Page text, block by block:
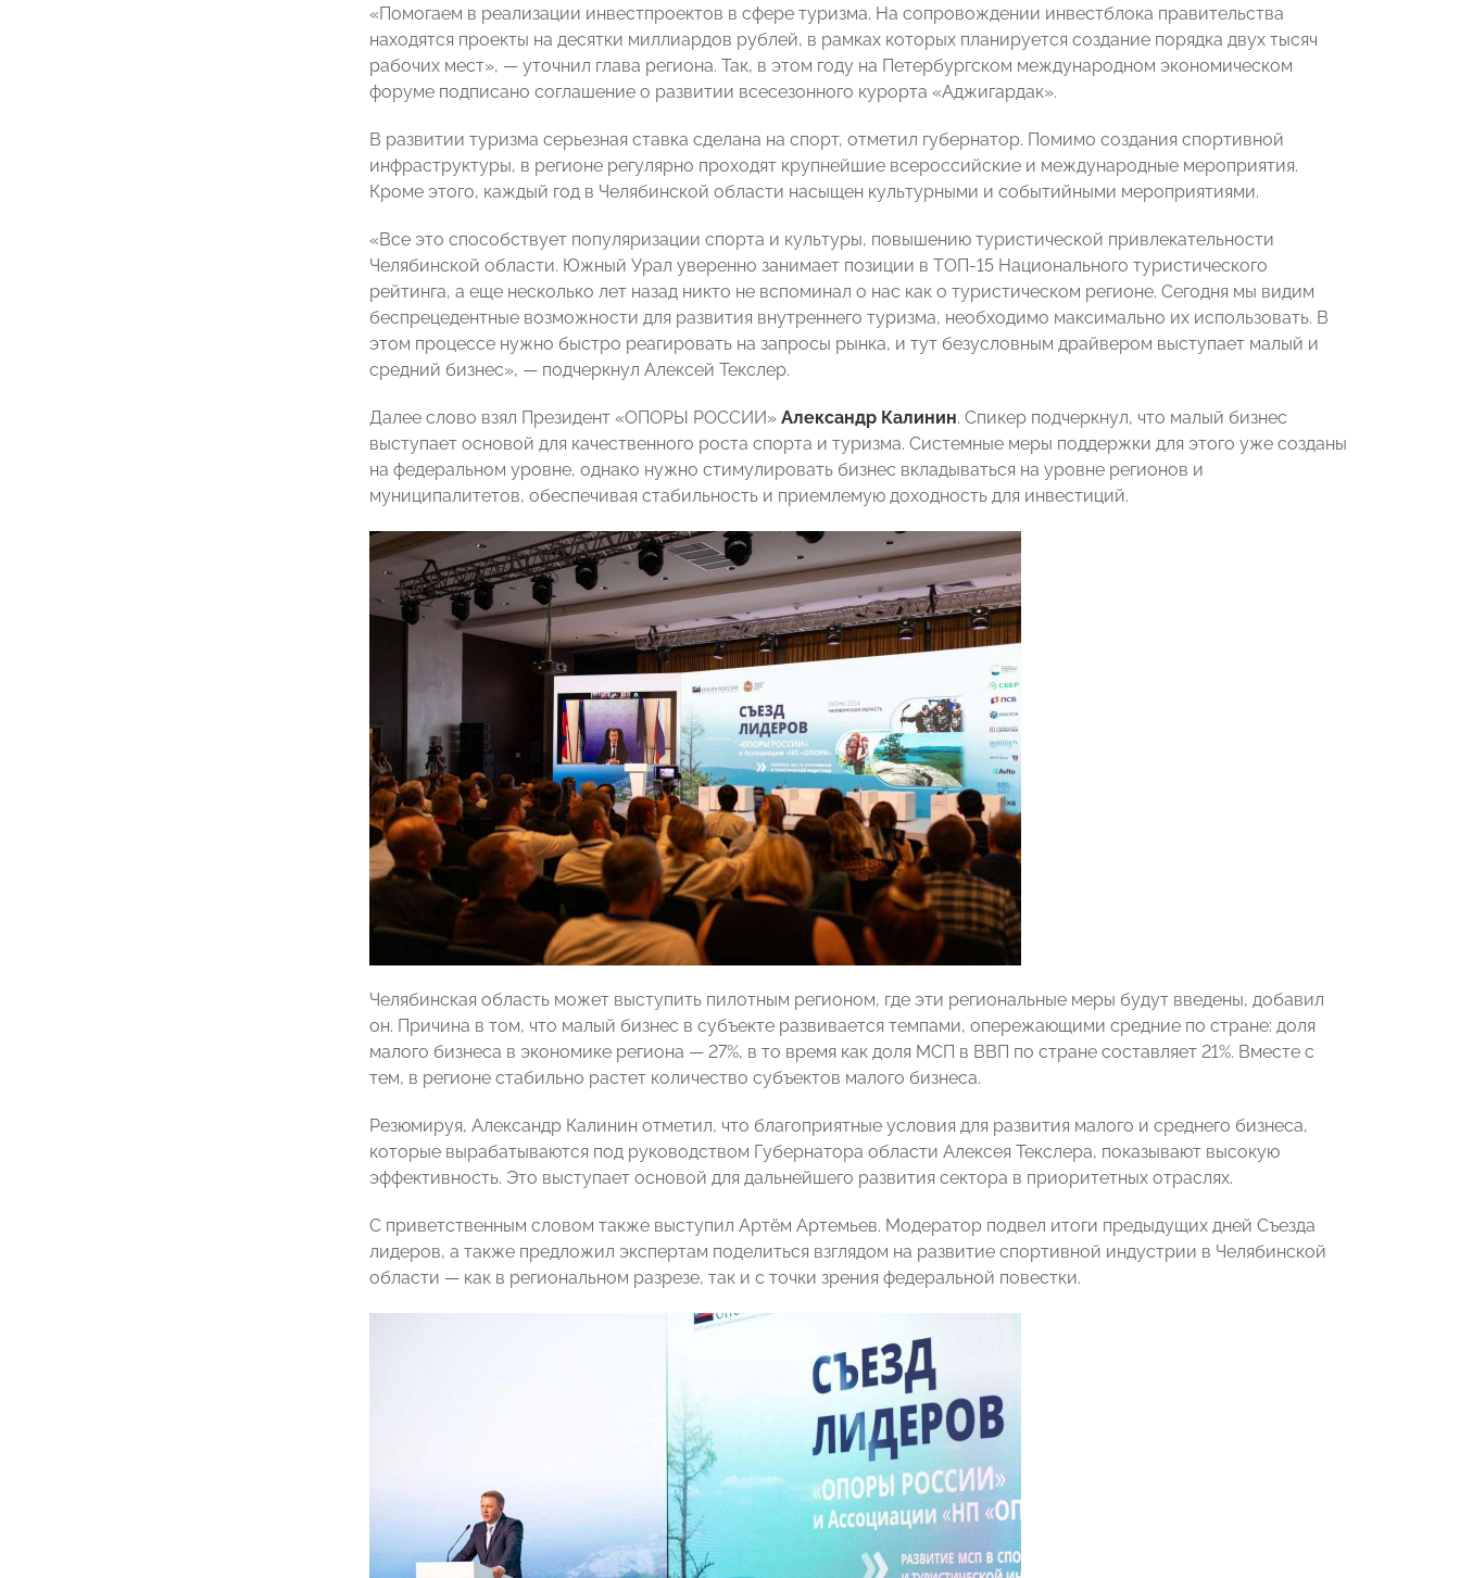
«Помогаем в реализации инвестпроектов в сфере туризма. На сопровождении инвестблока правительства
находятся проекты на десятки миллиардов рублей, в рамках которых планируется создание порядка двух тысяч
рабочих мест», — уточнил глава региона. Так, в этом году на Петербургском международном экономическом
форуме подписано соглашение о развитии всесезонного курорта «Аджигардак».
В развитии туризма серьезная ставка сделана на спорт, отметил губернатор. Помимо создания спортивной
инфраструктуры, в регионе регулярно проходят крупнейшие всероссийские и международные мероприятия.
Кроме этого, каждый год в Челябинской области насыщен культурными и событийными мероприятиями.
«Все это способствует популяризации спорта и культуры, повышению туристической привлекательности
Челябинской области. Южный Урал уверенно занимает позиции в ТОП-15 Национального туристического
рейтинга, а еще несколько лет назад никто не вспоминал о нас как о туристическом регионе. Сегодня мы видим
беспрецедентные возможности для развития внутреннего туризма, необходимо максимально их использовать. В
этом процессе нужно быстро реагировать на запросы рынка, и тут безусловным драйвером выступает малый и
средний бизнес», — подчеркнул Алексей Текслер.
Далее слово взял Президент «ОПОРЫ РОССИИ» Александр Калинин. Спикер подчеркнул, что малый бизнес
выступает основой для качественного роста спорта и туризма. Системные меры поддержки для этого уже созданы
на федеральном уровне, однако нужно стимулировать бизнес вкладываться на уровне регионов и
муниципалитетов, обеспечивая стабильность и приемлемую доходность для инвестиций.
Челябинская область может выступить пилотным регионом, где эти региональные меры будут введены, добавил
он. Причина в том, что малый бизнес в субъекте развивается темпами, опережающими средние по стране: доля
малого бизнеса в экономике региона — 27%, в то время как доля МСП в ВВП по стране составляет 21%. Вместе с
тем, в регионе стабильно растет количество субъектов малого бизнеса.
Резюмируя, Александр Калинин отметил, что благоприятные условия для развития малого и среднего бизнеса,
которые вырабатываются под руководством Губернатора области Алексея Текслера, показывают высокую
эффективность. Это выступает основой для дальнейшего развития сектора в приоритетных отраслях.
С приветственным словом также выступил Артём Артемьев. Модератор подвел итоги предыдущих дней Съезда
лидеров, а также предложил экспертам поделиться взглядом на развитие спортивной индустрии в Челябинской
области — как в региональном разрезе, так и с точки зрения федеральной повестки.